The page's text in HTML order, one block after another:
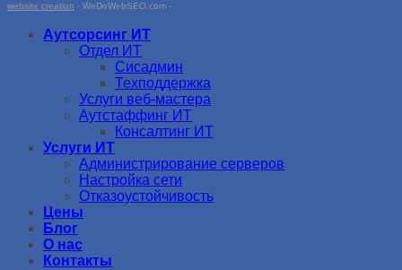
website creation - WeDoWebSEO.com -
Аутсорсинг ИТ
Отдел ИТ
Сисадмин
Техподдержка
Услуги веб-мастера
Аутстаффинг ИТ
Консалтинг ИТ
Услуги ИТ
Администрирование серверов
Настройка сети
Отказоустойчивость
Цены
Блог
О нас
Контакты